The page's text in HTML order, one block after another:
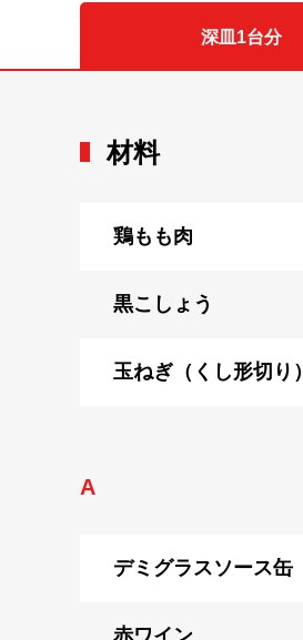
深皿1台分
材料
鶏もも肉
黒こしょう
玉ねぎ（くし形切り）
A
デミグラスソース缶